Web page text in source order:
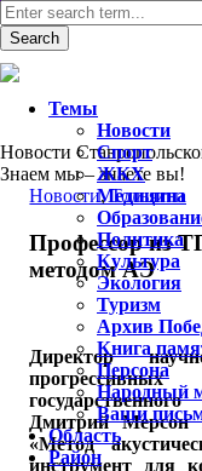
Новости
Знаем мы – знаете вы!
Новости,Тольятти
Профессор из
методом АЭ
Директор
прогрессивных
Дмитрий Мерсон
«Метод
инструмент для
Темы
Новости
Спорт
ЖКХ
Медицина
Политика
Культура
Экология
Туризм
Архив
Книга
Персона
Народный
Ваши
Область
Район